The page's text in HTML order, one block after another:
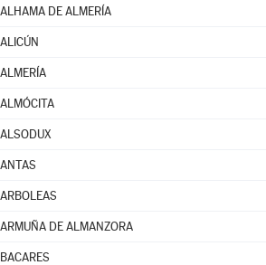
ALHAMA DE ALMERÍA
ALICÚN
ALMERÍA
ALMÓCITA
ALSODUX
ANTAS
ARBOLEAS
ARMUÑA DE ALMANZORA
BACARES